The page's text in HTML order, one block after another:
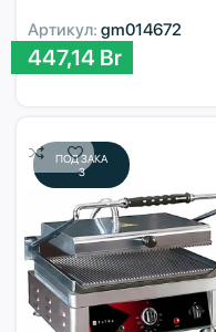
Артикул: gm014672
447,14 Br
ПОД ЗАКА
З